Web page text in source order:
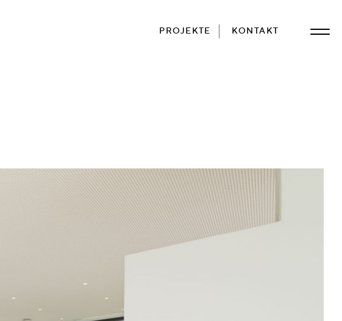
PROJEKTE KONTAKT